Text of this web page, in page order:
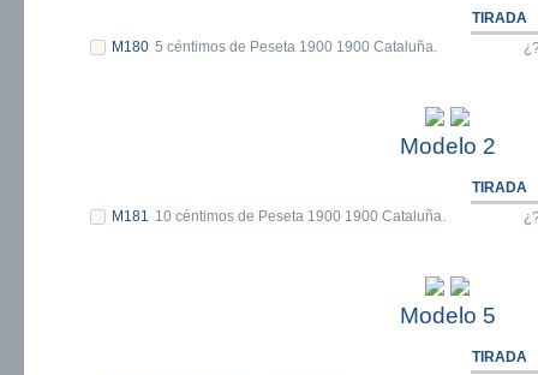
TIRADA
M180 5 céntimos de Peseta 1900 1900 Cataluña.
Modelo 2
TIRADA
M181
10 céntimos de Peseta 1900 1900 Cataluña.
Modelo 5
TIRADA